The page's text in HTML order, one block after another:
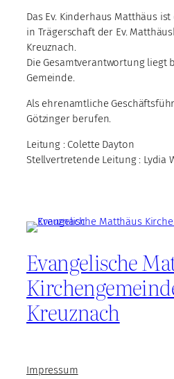
Das Ev. Kinderhaus Matthäus
in Trägerschaft der Ev.
Kreuznach.
Die Gesamtverantwortung liegt
Gemeinde.
Als ehrenamtliche
Götzinger berufen.
Leitung : Colette Dayton
Stellvertretende Leitung : Lydia
Evangelische
Kreuznach
Impressum